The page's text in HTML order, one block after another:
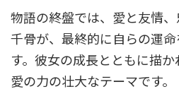
物語の終盤では、愛と友情
千骨が、最終的に自らの運
す。彼女の成長とともに描
愛の力の壮大なテーマです。